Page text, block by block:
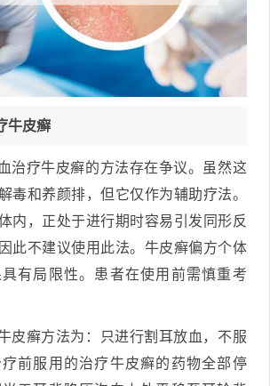
牛皮癣
治疗牛皮癣的方法存在争议。虽然这
毒和养颜排，但它仅作为辅助疗法。
内，正处于进行期时容易引发同形反
此不建议使用此法。牛皮癣偏方个体
有局限性。患者在使用前需慎重考
皮癣方法为：只进行割耳放血，不服
前服用的治疗牛皮癣的药物全部停